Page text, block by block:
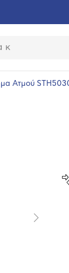
Ατμού
Επόμενο